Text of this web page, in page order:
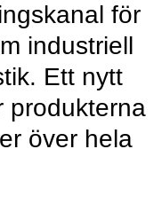
för
industriell
Ett nytt
produkterna
över hela